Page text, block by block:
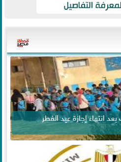
انتهاء إجازة عيد الفطر